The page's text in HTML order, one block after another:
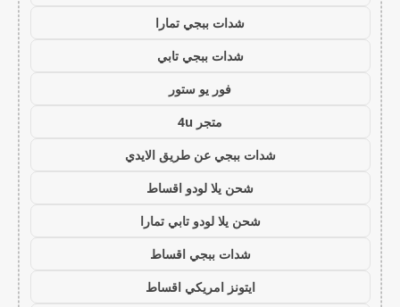
شدات ببجي تمارا
شدات ببجي تابي
فور يو ستور
متجر 4u
شدات ببجي عن طريق الايدي
شحن يلا لودو اقساط
شحن يلا لودو تابي تمارا
شدات ببجي اقساط
ايتونز امريكي اقساط